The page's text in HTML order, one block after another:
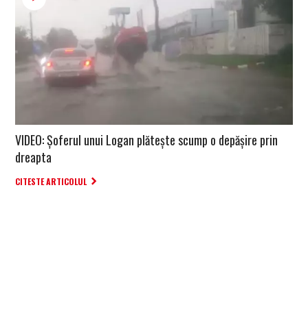
VIDEO: Șoferul unui Logan plătește scump o depășire prin
dreapta
CITESTE ARTICOLUL